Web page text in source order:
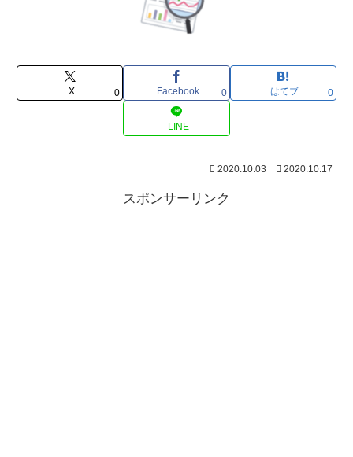
X 0 Facebook 0 はてブ 0
LINE
2020.10.03 2020.10.17
スポンサーリンク